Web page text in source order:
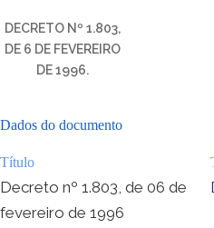
DECRETO Nº 1.803,
DE 6 DE FEVEREIRO
DE 1996.
Dados do documento
Título
Decreto nº 1.803, de 06 de
fevereiro de 1996